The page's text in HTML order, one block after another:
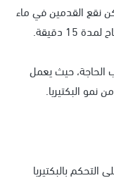
نقع القدمين في ماء
دقيقة.
الحاجة، حيث يعمل
نمو البكتيريا.
بالبكتيريا